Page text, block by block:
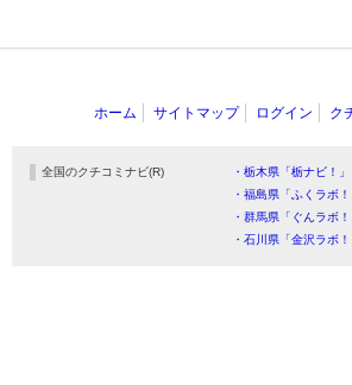
ホーム サイトマップ ログイン ク
全国のクチコミナビ(R) ・栃木県「栃ナビ！」
・福島県「ふくラボ！
・群馬県「ぐんラボ！
・石川県「金沢ラボ！